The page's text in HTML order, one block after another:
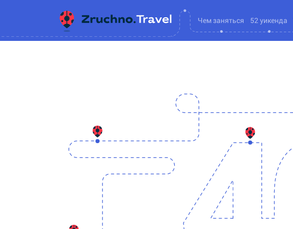
Чем заняться 52 уикенда